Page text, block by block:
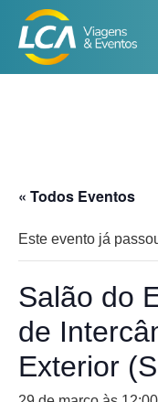
« Todos Eventos
Este evento já
Salão do
de
Exterior